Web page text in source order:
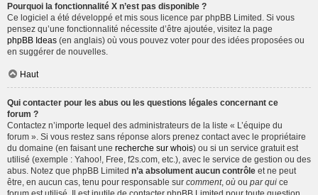
Pourquoi la fonctionnalité X n’est pas disponible ?
Ce logiciel a été développé et mis sous licence par phpBB Limited. Si vous
pensez qu’une fonctionnalité nécessite d’être ajoutée, visitez la page
phpBB Ideas (en anglais) où vous pouvez voter pour des idées proposées ou
en suggérer de nouvelles.
Haut
Qui contacter pour les abus ou les questions légales concernant ce
forum ?
Contactez n’importe lequel des administrateurs de la liste « L’équipe du
forum ». Si vous restez sans réponse alors prenez contact avec le propriétaire
du domaine (en faisant une recherche sur whois) ou si un service gratuit est
utilisé (exemple : Yahoo!, Free, f2s.com, etc.), avec le service de gestion ou des
abus. Notez que phpBB Limited n’a absolument aucun contrôle et ne peut
être, en aucun cas, tenu pour responsable sur comment, où ou par qui ce